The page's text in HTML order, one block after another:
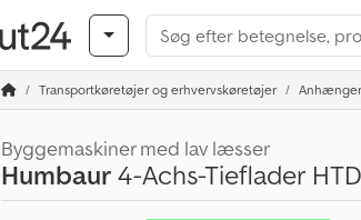
Transportkøretøjer og erhvervskøretøjer Anhænger
Byggemaskiner med lav læsser
Humbaur4-Achs-Tieflader